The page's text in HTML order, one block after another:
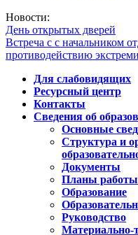
Новости:
День открытых дверей
Встреча с с начальником
противодействию
Для слабовидящих
Ресурсный центр
Контакты
Сведения об
Основные
Структура и
Документы
Планы работы
Образование
Руководство
Материально-